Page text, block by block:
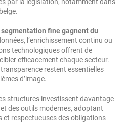
segmentation fine gagnent du
l’enrichissement continu ou
technologiques offrent de
efficacement chaque secteur.
restent essentielles
d’image.
structures investissent davantage
des outils modernes, adoptant
et respectueuses des obligations